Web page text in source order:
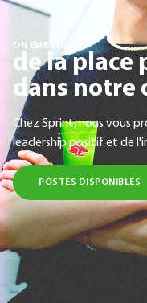
ON EMBAUCHE
de la place
dans notre
Chez Sprint, nous vous
leadership positif et de
POSTES DISPONIBLES